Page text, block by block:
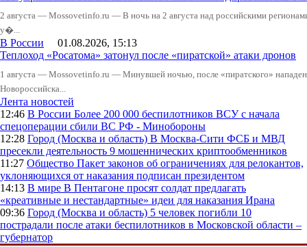
2 августа — Mossovetinfo.ru — В ночь на 2 августа над российскими
у�...
В России 01.08.2026, 15:13
Теплоход «Росатома» затонул после «пиратской» атаки дронов
1 августа — Mossovetinfo.ru — Минувшей ночью, после «пиратского»
Новороссийска...
Лента новостей
12:46 В России Более 200 000 беспилотников ВСУ с начала
спецоперации сбили ВС РФ - Минобороны
12:28 Город (Москва и область) В Москва-Сити ФСБ и МВД
пресекли деятельность 9 мошеннических криптообменников
11:27 Общество Пакет законов об ограничениях для релокантов,
уклоняющихся от наказания подписан президентом
14:13 В мире В Пентагоне просят солдат предлагать
«креативные и нестандартные» идеи для наказания Ирана
09:36 Город (Москва и область) 5 человек погибли 10
пострадали после атаки беспилотников в Московской области –
губернатор